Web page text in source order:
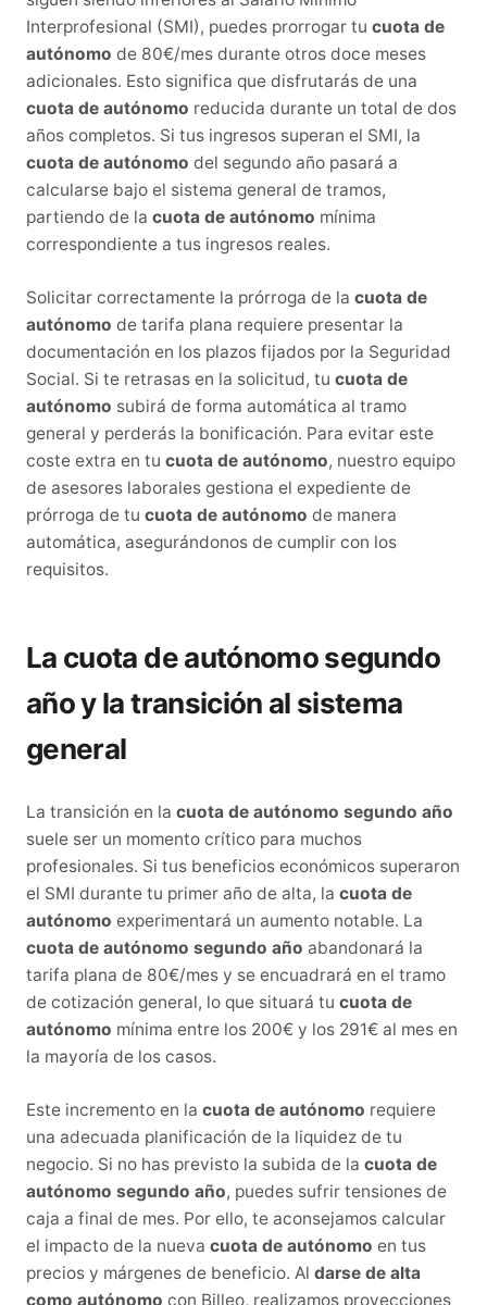
Interprofesional (SMI), puedes prorrogar tu cuota de
autónomo de 80€/mes durante otros doce meses
adicionales. Esto significa que disfrutarás de una
cuota de autónomo reducida durante un total de dos
años completos. Si tus ingresos superan el SMI, la
cuota de autónomo del segundo año pasará a
calcularse bajo el sistema general de tramos,
partiendo de la cuota de autónomo mínima
correspondiente a tus ingresos reales.
Solicitar correctamente la prórroga de la cuota de
autónomo de tarifa plana requiere presentar la
documentación en los plazos fijados por la Seguridad
Social. Si te retrasas en la solicitud, tu cuota de
autónomo subirá de forma automática al tramo
general y perderás la bonificación. Para evitar este
coste extra en tu cuota de autónomo, nuestro equipo
de asesores laborales gestiona el expediente de
prórroga de tu cuota de autónomo de manera
automática, asegurándonos de cumplir con los
requisitos.
La cuota de autónomo segundo
año y la transición al sistema
general
La transición en la cuota de autónomo segundo año
suele ser un momento crítico para muchos
profesionales. Si tus beneficios económicos superaron
el SMI durante tu primer año de alta, la cuota de
autónomo experimentará un aumento notable. La
cuota de autónomo segundo año abandonará la
tarifa plana de 80€/mes y se encuadrará en el tramo
de cotización general, lo que situará tu cuota de
autónomo mínima entre los 200€ y los 291€ al mes en
la mayoría de los casos.
Este incremento en la cuota de autónomo requiere
una adecuada planificación de la liquidez de tu
negocio. Si no has previsto la subida de la cuota de
autónomo segundo año, puedes sufrir tensiones de
caja a final de mes. Por ello, te aconsejamos calcular
el impacto de la nueva cuota de autónomo en tus
precios y márgenes de beneficio. Al darse de alta
como autónomo con Billeo, realizamos proyecciones